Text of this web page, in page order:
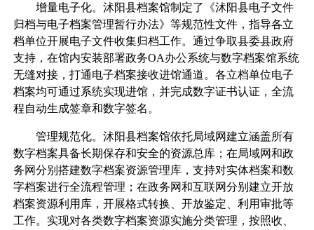
增量电子化。沭阳县档案馆制定了《沭阳县电子文件
归档与电子档案管理暂行办法》等规范性文件，指导各立
档单位开展电子文件收集归档工作。通过争取县委县政府
支持，在馆内安装部署政务OA办公系统与数字档案馆系统
无缝对接，打通电子档案接收进馆通道。各立档单位电子
档案均可通过系统实现进馆，并完成数字证书认证，全流
程自动生成签章和数字签名。
管理规范化。沭阳县档案馆依托局域网建立涵盖所有
数字档案具备长期保存和安全的资源总库；在局域网和政
务网分别搭建数字档案资源管理库，支持对实体档案和数
字档案进行全流程管理；在政务网和互联网分别建立开放
档案资源利用库，开展格式转换、开放鉴定、利用审批等
工作。实现对各类数字档案资源实施分类管理，按照收、